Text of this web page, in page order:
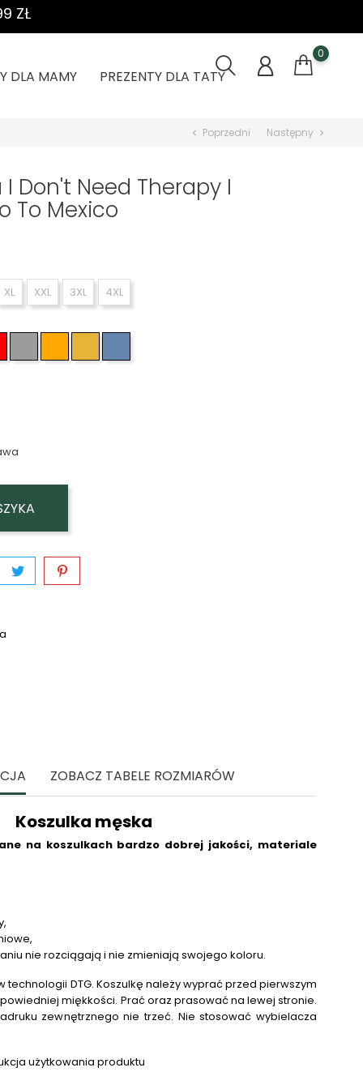
ZŁ
DLA MAMY PREZENTY DLA TATY
0
chevron_left Poprzedni Następny chevron_right
I Don't Need Therapy I
To Mexico
XL XXL 3XL 4XL
ZOBACZ TABELE ROZMIARÓW
Koszulka męska
na koszulkach bardzo dobrej jakości, materiale
nie rozciągają i nie zmieniają swojego koloru.
technologii DTG. Koszulkę należy wyprać przed pierwszym
miękkości. Prać oraz prasować na lewej stronie.
zewnętrznego nie trzeć. Nie stosować wybielacza